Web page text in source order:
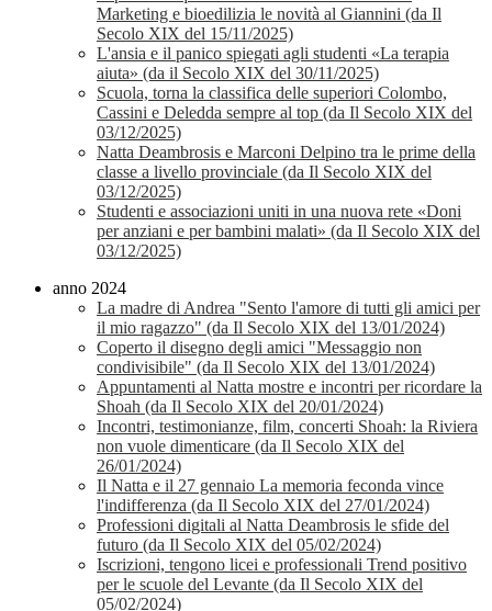
Marketing e bioedilizia le novità al Giannini (da Il
Secolo XIX del 15/11/2025)
L'ansia e il panico spiegati agli studenti «La terapia
aiuta» (da il Secolo XIX del 30/11/2025)
Scuola, torna la classifica delle superiori Colombo,
Cassini e Deledda sempre al top (da Il Secolo XIX del
03/12/2025)
Natta Deambrosis e Marconi Delpino tra le prime della
classe a livello provinciale (da Il Secolo XIX del
03/12/2025)
Studenti e associazioni uniti in una nuova rete «Doni
per anziani e per bambini malati» (da Il Secolo XIX del
03/12/2025)
anno 2024
La madre di Andrea "Sento l'amore di tutti gli amici per
il mio ragazzo" (da Il Secolo XIX del 13/01/2024)
Coperto il disegno degli amici "Messaggio non
condivisibile" (da Il Secolo XIX del 13/01/2024)
Appuntamenti al Natta mostre e incontri per ricordare la
Shoah (da Il Secolo XIX del 20/01/2024)
Incontri, testimonianze, film, concerti Shoah: la Riviera
non vuole dimenticare (da Il Secolo XIX del
26/01/2024)
Il Natta e il 27 gennaio La memoria feconda vince
l'indifferenza (da Il Secolo XIX del 27/01/2024)
Professioni digitali al Natta Deambrosis le sfide del
futuro (da Il Secolo XIX del 05/02/2024)
Iscrizioni, tengono licei e professionali Trend positivo
per le scuole del Levante (da Il Secolo XIX del
05/02/2024)